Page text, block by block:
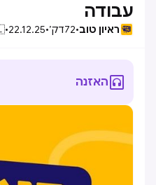
עבודה
ראיון טוב•
72דק׳•
22.12.25
•
האזנה